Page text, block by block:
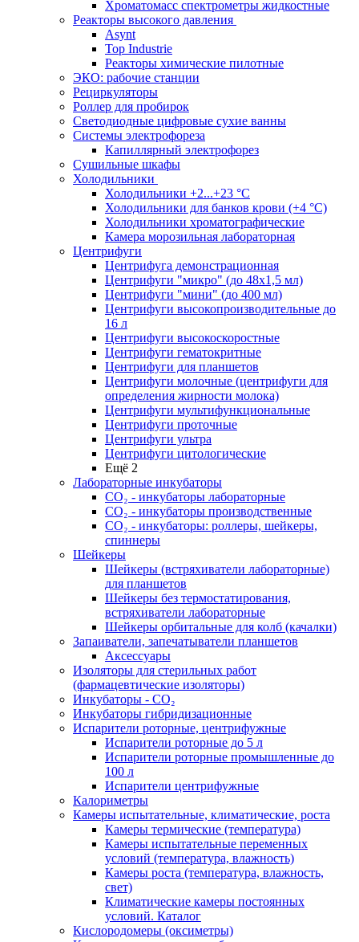
Хроматомасс спектрометры жидкостные
Реакторы высокого давления
Asynt
Top Industrie
Реакторы химические пилотные
ЭКО: рабочие станции
Рециркуляторы
Роллер для пробирок
Светодиодные цифровые сухие ванны
Системы электрофореза
Капиллярный электрофорез
Сушильные шкафы
Холодильники
Холодильники +2...+23 °С
Холодильники для банков крови (+4 °С)
Холодильники хроматографические
Камера морозильная лабораторная
Центрифуги
Центрифуга демонстрационная
Центрифуги "микро" (до 48x1,5 мл)
Центрифуги "мини" (до 400 мл)
Центрифуги высокопроизводительные до
16 л
Центрифуги высокоскоростные
Центрифуги гематокритные
Центрифуги для планшетов
Центрифуги молочные (центрифуги для
определения жирности молока)
Центрифуги мультифункциональные
Центрифуги проточные
Центрифуги ультра
Центрифуги цитологические
Ещё 2
Лабораторные инкубаторы
СО₂ - инкубаторы лабораторные
СО₂ - инкубаторы производственные
СО₂ - инкубаторы: роллеры, шейкеры,
спиннеры
Шейкеры
Шейкеры (встряхиватели лабораторные)
для планшетов
Шейкеры без термостатирования,
встряхиватели лабораторные
Шейкеры орбитальные для колб (качалки)
Запаиватели, запечатыватели планшетов
Аксессуары
Изоляторы для стерильных работ
(фармацевтические изоляторы)
Инкубаторы - CO₂
Инкубаторы гибридизационные
Испарители роторные, центрифужные
Испарители роторные до 5 л
Испарители роторные промышленные до
100 л
Испарители центрифужные
Калориметры
Камеры испытательные, климатические, роста
Камеры термические (температура)
Камеры испытательные переменных
условий (температура, влажность)
Камеры роста (температура, влажность,
свет)
Климатические камеры постоянных
условий. Каталог
Кислородомеры (оксиметры)